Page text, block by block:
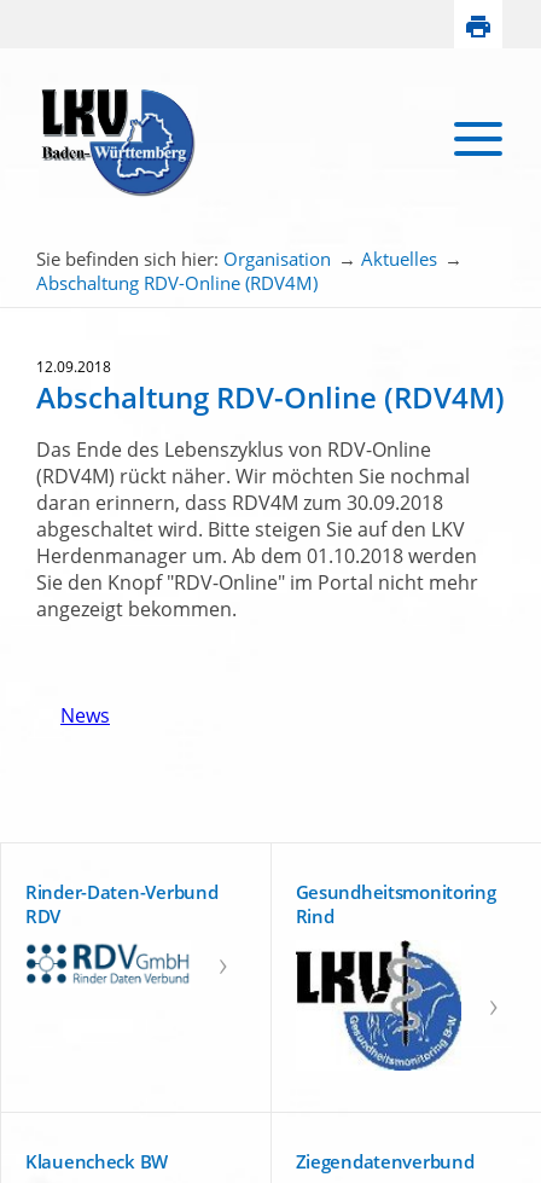
Sie befinden sich hier: Organisation → Aktuelles →
Abschaltung RDV-Online (RDV4M)
12.09.2018
Abschaltung RDV-Online (RDV4M)
Das Ende des Lebenszyklus von RDV-Online
(RDV4M) rückt näher. Wir möchten Sie nochmal
daran erinnern, dass RDV4M zum 30.09.2018
abgeschaltet wird. Bitte steigen Sie auf den LKV
Herdenmanager um. Ab dem 01.10.2018 werden
Sie den Knopf RDV-Online im Portal nicht mehr
angezeigt bekommen.
News
Rinder-Daten-Verbund
RDV
Gesundheitsmonitoring
Rind
Klauencheck BW
Ziegendatenverbund